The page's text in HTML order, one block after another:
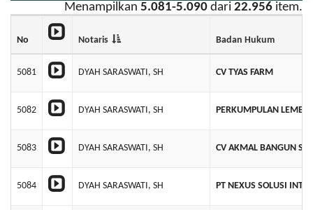
Menampilkan 5.081-5.090 dari 22.956 item.
No Notaris Badan Hukum
5081 DYAH SARASWATI, SH CV TYAS FARM
5082 DYAH SARASWATI, SH PERKUMPULAN
5083 DYAH SARASWATI, SH CV AKMAL BANGUN
5084 DYAH SARASWATI, SH PT NEXUS SOLUSI